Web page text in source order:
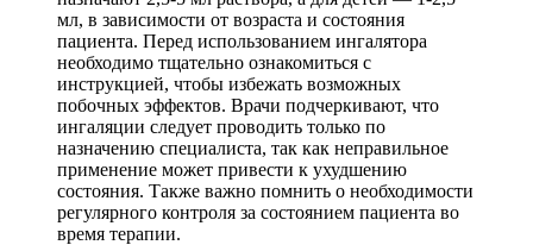
мл, в зависимости от возраста и состояния
пациента. Перед использованием ингалятора
необходимо тщательно ознакомиться с
инструкцией, чтобы избежать возможных
побочных эффектов. Врачи подчеркивают, что
ингаляции следует проводить только по
назначению специалиста, так как неправильное
применение может привести к ухудшению
состояния. Также важно помнить о необходимости
регулярного контроля за состоянием пациента во
время терапии.